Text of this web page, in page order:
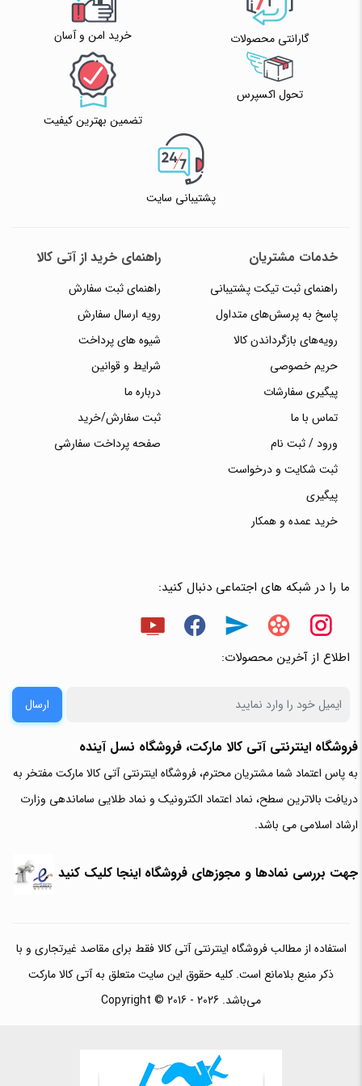
گارانتی محصولات خرید امن و آسان
تحول اکسپرس
تضمین بهترین کیفیت
پشتیبانی سایت
خدمات مشتریان
راهنمای ثبت تیکت پشتیبانی
پاسخ به پرسش‌های متداول
رویه‌های بازگرداندن کالا
حریم خصوصی
پیگیری سفارشات
تماس با ما
ورود / ثبت نام
ثبت شکایت و درخواست
پیگیری
خرید عمده و همکار
راهنمای خرید از آتی کالا
راهنمای ثبت سفارش
رویه ارسال سفارش
شیوه های پرداخت
شرایط و قوانین
درباره ما
ثبت سفارش/خرید
صفحه پرداخت سفارشی
ما را در شبکه های اجتماعی دنبال کنید:
اطلاع از آخرین محصولات:
ارسال
فروشگاه اینترنتی آتی‌ کالا مارکت، فروشگاه نسل آینده
به پاس اعتماد شما مشتریان محترم، فروشگاه اینترنتی آتی کالا مارکت مفتخر به
دریافت بالاترین سطح، نماد اعتماد الکترونیک و نماد طلایی ساماندهی وزارت
ارشاد اسلامی می باشد.
جهت بررسی نمادها و مجوزهای فروشگاه اینجا کلیک کنید
استفاده از مطالب فروشگاه اینترنتی آتی کالا فقط برای مقاصد غیرتجاری و با
ذکر منبع بلامانع است. کلیه حقوق این سایت متعلق به آتی کالا مارکت
می‌باشد. Copyright © 2016 - 2026